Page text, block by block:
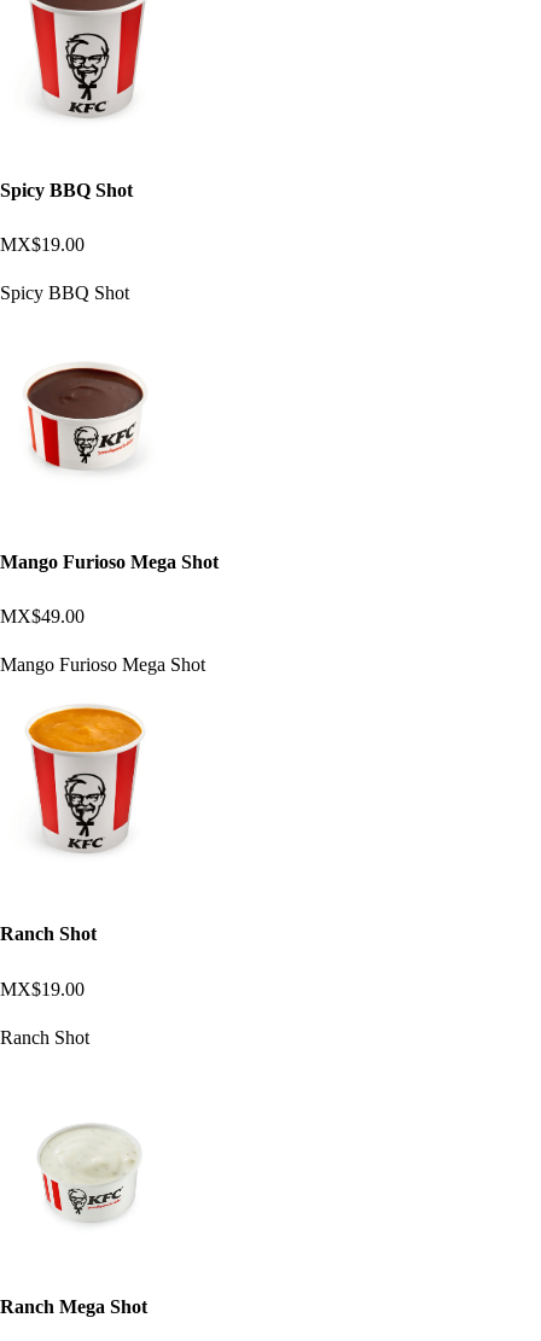
Spicy BBQ Shot
MX$19.00
Spicy BBQ Shot
Mango Furioso Mega Shot
MX$49.00
Mango Furioso Mega Shot
Ranch Shot
MX$19.00
Ranch Shot
Ranch Mega Shot